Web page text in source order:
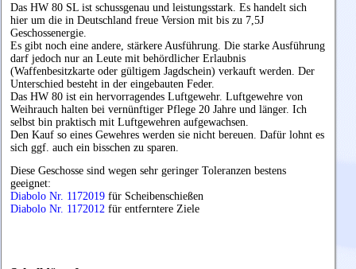
Das HW 80 SL ist schussgenau und leistungsstark. Es handelt sich
hier um die in Deutschland freue Version mit bis zu 7,5J
Geschossenergie.
Es gibt noch eine andere, stärkere Ausführung. Die starke Ausführung
darf jedoch nur an Leute mit behördlicher Erlaubnis
(Waffenbesitzkarte oder gültigem Jagdschein) verkauft werden. Der
Unterschied besteht in der eingebauten Feder.
Das HW 80 ist ein hervorragendes Luftgewehr. Luftgewehre von
Weihrauch halten bei vernünftiger Pflege 20 Jahre und länger. Ich
selbst bin praktisch mit Luftgewehren aufgewachsen.
Den Kauf so eines Gewehres werden sie nicht bereuen. Dafür lohnt es
sich ggf. auch ein bisschen zu sparen.
Diese Geschosse sind wegen sehr geringer Toleranzen bestens
geeignet:
Diabolo Nr. 1172019 für Scheibenschießen
Diabolo Nr. 1172012 für entferntere Ziele